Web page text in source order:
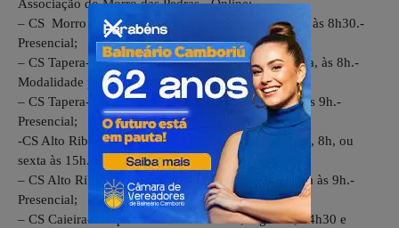
Associação do Morro das Pedras.- Online;
– CS Morro das Pedras- Grupo de Yoga, sexta-feira, às 8h30.-
Presencial;
– CS Tapera- Grupo de Atividade Física, terça e sexta, às 8h.-
Modalidade presencial;
– CS Tapera- Grupo de Auriculoterapia, sexta-feira às 9h.-
Presencial;
-CS Alto Ribeirão- Grupo de Atividade Física, quarta, 8h, ou
sexta às 15h.-Presencial;
– CS Alto Ribeirão- Grupo de Auriculoterapia, quinta às 9h.-
Presencial;
– CS Caieira- Grupo de Atividade Física, segunda, 14h30 e